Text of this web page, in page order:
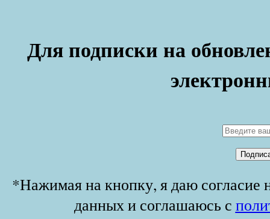
Для подписки на
*Нажимая на кнопку, я даю согласие
данных и соглашаюсь с